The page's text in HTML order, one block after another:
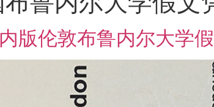
版伦敦布鲁内尔大学